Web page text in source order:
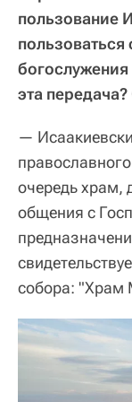
пользование
эта
—
очередь храм,
общения с
собора: "Храм